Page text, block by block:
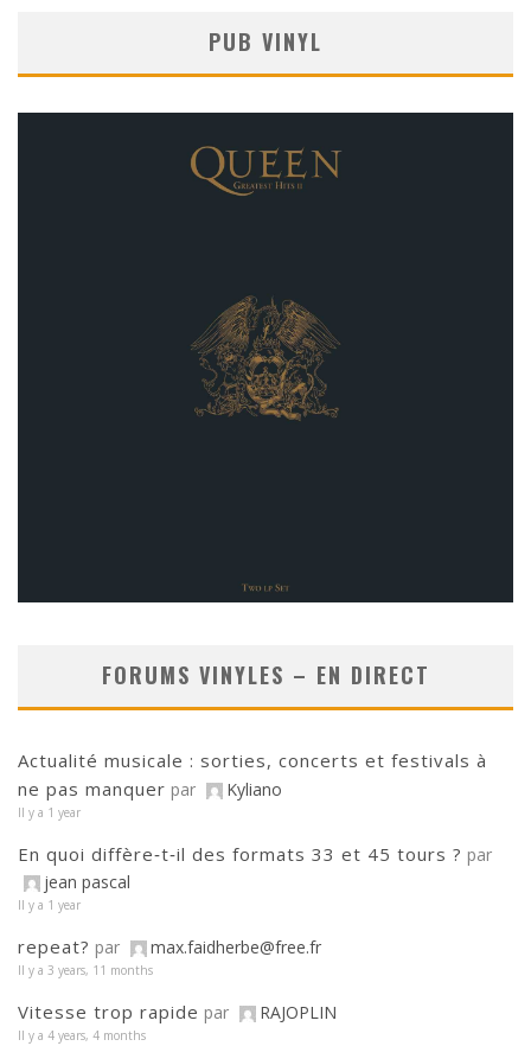
PUB VINYL
FORUMS VINYLES – EN DIRECT
Actualité musicale : sorties, concerts et festivals à
ne pas manquer par Kyliano
Il y a 1 year
En quoi diffère‑t‑il des formats 33 et 45 tours ? par
jean pascal
Il y a 1 year
repeat? par max.faidherbe@free.fr
Il y a 3 years, 11 months
Vitesse trop rapide par RAJOPLIN
Il y a 4 years, 4 months